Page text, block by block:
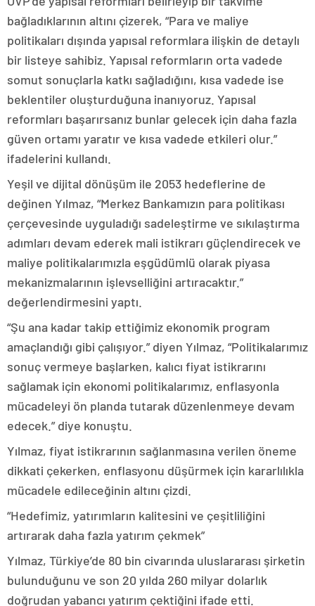
bağladıklarının altını çizerek, “Para ve maliye
politikaları dışında yapısal reformlara ilişkin de detaylı
bir listeye sahibiz. Yapısal reformların orta vadede
somut sonuçlarla katkı sağladığını, kısa vadede ise
beklentiler oluşturduğuna inanıyoruz. Yapısal
reformları başarırsanız bunlar gelecek için daha fazla
güven ortamı yaratır ve kısa vadede etkileri olur.”
ifadelerini kullandı.
Yeşil ve dijital dönüşüm ile 2053 hedeflerine de
değinen Yılmaz, “Merkez Bankamızın para politikası
çerçevesinde uyguladığı sadeleştirme ve sıkılaştırma
adımları devam ederek mali istikrarı güçlendirecek ve
maliye politikalarımızla eşgüdümlü olarak piyasa
mekanizmalarının işlevselliğini artıracaktır.”
değerlendirmesini yaptı.
“Şu ana kadar takip ettiğimiz ekonomik program
amaçlandığı gibi çalışıyor.” diyen Yılmaz, “Politikalarımız
sonuç vermeye başlarken, kalıcı fiyat istikrarını
sağlamak için ekonomi politikalarımız, enflasyonla
mücadeleyi ön planda tutarak düzenlenmeye devam
edecek.” diye konuştu.
Yılmaz, fiyat istikrarının sağlanmasına verilen öneme
dikkati çekerken, enflasyonu düşürmek için kararlılıkla
mücadele edileceğinin altını çizdi.
“Hedefimiz, yatırımların kalitesini ve çeşitliliğini
artırarak daha fazla yatırım çekmek”
Yılmaz, Türkiye’de 80 bin civarında uluslararası şirketin
bulunduğunu ve son 20 yılda 260 milyar dolarlık
doğrudan yabancı yatırım çektiğini ifade etti.